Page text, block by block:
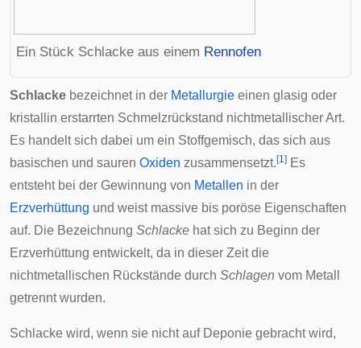
Ein Stück Schlacke aus einem Rennofen
Schlacke bezeichnet in der Metallurgie einen glasig oder
kristallin erstarrten Schmelzrückstand nichtmetallischer Art.
Es handelt sich dabei um ein Stoffgemisch, das sich aus
basischen und sauren Oxiden zusammensetzt. [1] Es
entsteht bei der Gewinnung von Metallen in der
Erzverhüttung und weist massive bis poröse Eigenschaften
auf. Die Bezeichnung Schlacke hat sich zu Beginn der
Erzverhüttung entwickelt, da in dieser Zeit die
nichtmetallischen Rückstände durch Schlagen vom Metall
getrennt wurden.
Schlacke wird, wenn sie nicht auf Deponie gebracht wird,